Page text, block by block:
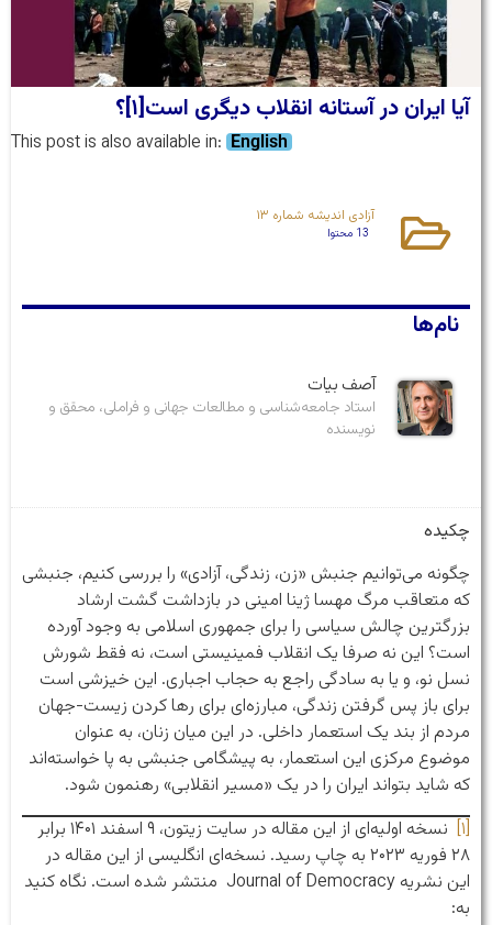
آیا ایران در آستانه انقلاب دیگری است[۱]؟
This post is also available in: English
آزادی اندیشه شماره ۱۳
13 محتوا
نام‌ها
آصف بیات
استاد جامعه‌شناسی و مطالعات جهانی و فراملی، محقق و
نویسنده
چکیده
چگونه می‌توانیم جنبش «زن، زندگی، آزادی» را بررسی کنیم، جنبشی
که متعاقب مرگ مهسا ژینا امینی در بازداشت گشت ارشاد
بزرگترین چالش سیاسی را برای جمهوری اسلامی به وجود آورده
است؟ این نه صرفا یک انقلاب فمینیستی است، نه فقط شورش
نسل نو، و یا به سادگی راجع به حجاب اجباری. این خیزشی است
برای باز پس گرفتن زندگی، مبارزه‌ای برای رها کردن زیست-جهان
مردم از بند یک استعمار داخلی. در این میان زنان، به عنوان
موضوع مرکزی این استعمار، به پیشگامی جنبشی به پا خواسته‌اند
که شاید بتواند ایران را در یک «مسیر انقلابی» رهنمون شود.
[۱]
نسخه اولیه‌ای از این مقاله در سایت زیتون، ۹ اسفند ۱۴۰۱ برابر
۲۸ فوریه ۲۰۲۳ به چاپ رسید. نسخه‌ای انگلیسی از این مقاله در
این نشریه Journal of Democracy منتشر شده است. نگاه کنید
به: